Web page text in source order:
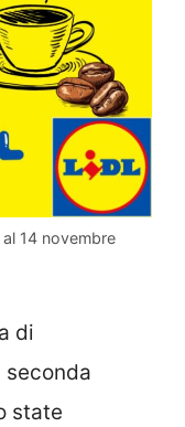
14 novembre
di
state